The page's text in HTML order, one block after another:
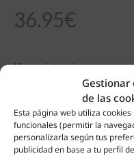
Gestionar
de las
Esta página web utiliza
funcionales (permitir la
personalizarla según tus
publicidad en base a tu perfil
36.95€
Hay existencias
AÑADIR AL
Añadir a favoritos